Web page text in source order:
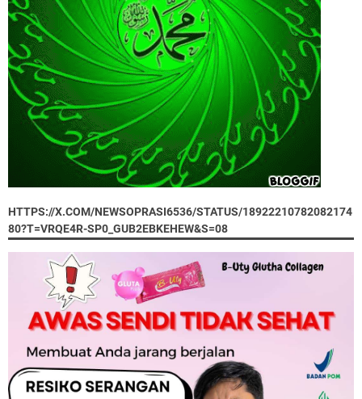
HTTPS://X.COM/NEWSOPRASI6536/STATUS/18922210782082174
80?T=VRQE4R-SP0_GUB2EBKEHEW&S=08